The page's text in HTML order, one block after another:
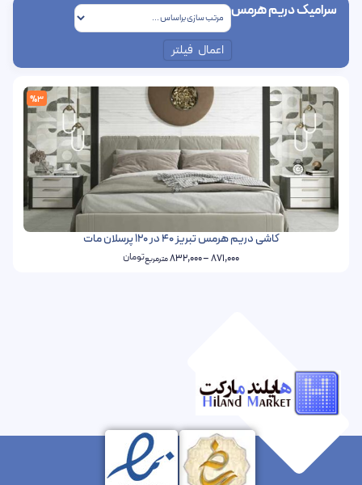
سرامیک دریم هرمس
اعمال فیلتر
%3
کاشی دریم هرمس تبریز 40 در 120 پرسلان مات
871,000
–
832,000مترمربعتومان